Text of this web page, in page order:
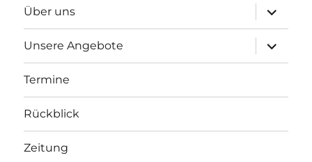
Über uns
öffnen
Unsere Angebote
öffnen
Termine
Rückblick
Zeitung